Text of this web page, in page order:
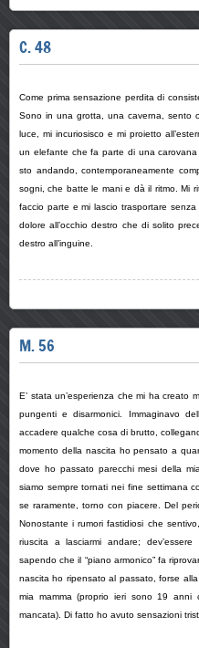
C. 48
Come prima sensazione perdita di
Sono in una grotta, una caverna, sento
luce, mi incuriosisco e mi proietto
un elefante che fa parte di una
sto andando, contemporaneamente
sogni, che batte le mani e dà il ritmo. Mi
faccio parte e mi lascio trasportare
dolore all’occhio destro che di solito
destro all’inguine.
M. 56
E’ stata un’esperienza che mi ha creato
pungenti e disarmonici. Immaginavo
accadere qualche cosa di brutto,
momento della nascita ho pensato a
dove ho passato parecchi mesi della
siamo sempre tornati nei fine settimana
se raramente, torno con piacere. Del
Nonostante i rumori fastidiosi che
riuscita a lasciarmi andare;
sapendo che il “piano armonico” fa
nascita ho ripensato al passato, forse
mia mamma (proprio ieri sono 19
mancata). Di fatto ho avuto sensazioni